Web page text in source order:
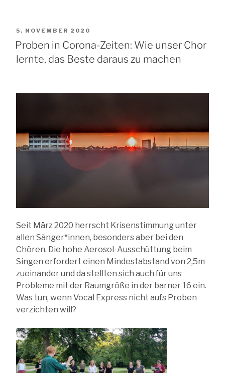
VERÖFFENTLICHT
AM
5. NOVEMBER 2020
Proben in Corona-Zeiten: Wie unser Chor
lernte, das Beste daraus zu machen
Seit März 2020 herrscht Krisenstimmung unter
allen Sänger*innen, besonders aber bei den
Chören. Die hohe Aerosol-Ausschüttung beim
Singen erfordert einen Mindestabstand von 2,5m
zueinander und da stellten sich auch für uns
Probleme mit der Raumgröße in der barner 16 ein.
Was tun, wenn Vocal Express nicht aufs Proben
verzichten will?